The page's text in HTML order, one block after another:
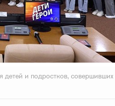
и подростков, совершивших